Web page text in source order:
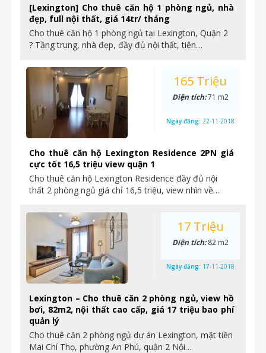
[Lexington] Cho thuê căn hộ 1 phòng ngủ, nhà
đẹp, full nội thất, giá 14tr/ tháng
Cho thuê căn hộ 1 phòng ngủ tại Lexington, Quận 2
? Tầng trung, nhà đẹp, đầy đủ nội thất, tiện…
Cho thuê căn hộ Lexington Residence 2PN giá
cực tốt 16,5 triệu view quận 1
Cho thuê căn hộ Lexington Residence đầy đủ nội
thất 2 phòng ngủ giá chỉ 16,5 triệu, view nhìn về…
165 Triệu
Diện tích:71 m2
Ngày đăng: 22-11-2018
Lexington – Cho thuê căn 2 phòng ngủ, view hồ
bơi, 82m2, nội thất cao cấp, giá 17 triệu bao phí
quản lý
Cho thuê căn 2 phòng ngủ dự án Lexington, mặt tiền
Mai Chí Thọ, phường An Phú, quận 2 Nội…
17 Triệu
Diện tích:82 m2
Ngày đăng: 17-11-2018